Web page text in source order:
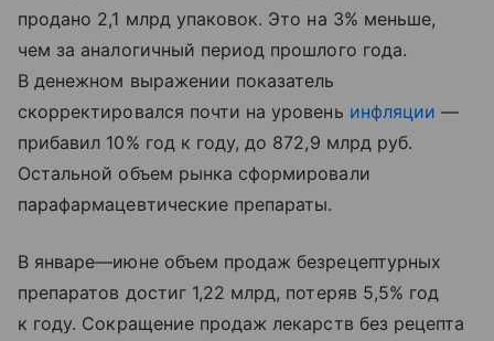
продано 2,1 млрд упаковок. Это на 3% меньше,
чем за аналогичный период прошлого года.
В денежном выражении показатель
скорректировался почти на уровень инфляции —
прибавил 10% год к году, до 872,9 млрд руб.
Остальной объем рынка сформировали
парафармацевтические препараты.
В январе—июне объем продаж безрецептурных
препаратов достиг 1,22 млрд, потеряв 5,5% год
к году. Сокращение продаж лекарств без рецепта